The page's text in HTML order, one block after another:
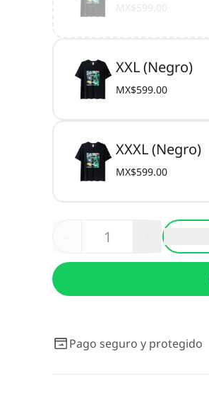
MX$599.00
XXL (Negro)
MX$599.00
XXXL (Negro)
MX$599.00
Pago seguro y protegido